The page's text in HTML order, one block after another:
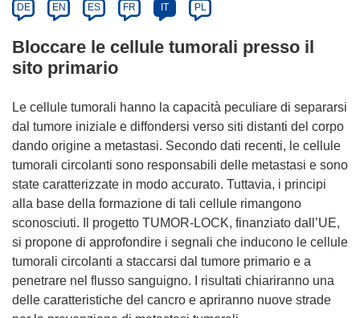
DE EN ES FR IT PL
Bloccare le cellule tumorali presso il
sito primario
Le cellule tumorali hanno la capacità peculiare di separarsi
dal tumore iniziale e diffondersi verso siti distanti del corpo
dando origine a metastasi. Secondo dati recenti, le cellule
tumorali circolanti sono responsabili delle metastasi e sono
state caratterizzate in modo accurato. Tuttavia, i principi
alla base della formazione di tali cellule rimangono
sconosciuti. Il progetto TUMOR-LOCK, finanziato dall’UE,
si propone di approfondire i segnali che inducono le cellule
tumorali circolanti a staccarsi dal tumore primario e a
penetrare nel flusso sanguigno. I risultati chiariranno una
delle caratteristiche del cancro e apriranno nuove strade